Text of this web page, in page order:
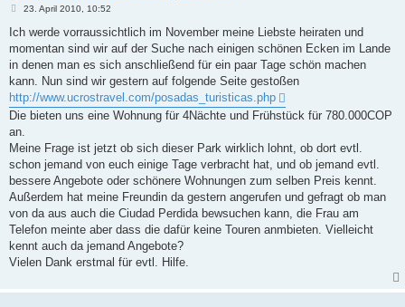
B
i
r
a
23. April 2010, 10:52
Ich werde vorraussichtlich im November meine Liebste heiraten und
momentan sind wir auf der Suche nach einigen schönen Ecken im Lande
in denen man es sich anschließend für ein paar Tage schön machen
kann. Nun sind wir gestern auf folgende Seite gestoßen
http://www.ucrostravel.com/posadas_turisticas.php
Die bieten uns eine Wohnung für 4Nächte und Frühstück für 780.000COP
an.
Meine Frage ist jetzt ob sich dieser Park wirklich lohnt, ob dort evtl.
schon jemand von euch einige Tage verbracht hat, und ob jemand evtl.
bessere Angebote oder schönere Wohnungen zum selben Preis kennt.
Außerdem hat meine Freundin da gestern angerufen und gefragt ob man
von da aus auch die Ciudad Perdida bewsuchen kann, die Frau am
Telefon meinte aber dass die dafür keine Touren anmbieten. Vielleicht
kennt auch da jemand Angebote?
Vielen Dank erstmal für evtl. Hilfe.